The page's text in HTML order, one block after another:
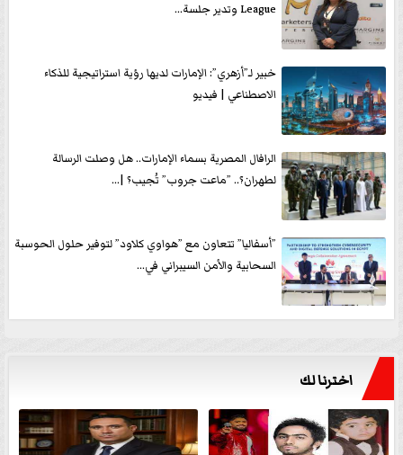
League وتدير جلسة...
خبير لـ”أزهري”: الإمارات لديها رؤية استراتيجية للذكاء
الاصطناعي | فيديو
الرافال المصرية بسماء الإمارات.. هل وصلت الرسالة
لطهران؟.. ”ماعت جروب” تُجيب؟ |...
”أسفاليا” تتعاون مع ”هواوي كلاود” لتوفير حلول الحوسبة
السحابية والأمن السيبراني في...
اخترنا لك